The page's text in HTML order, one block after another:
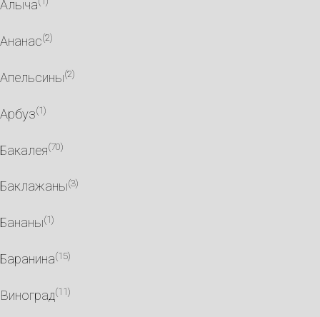
Алыча
Ананас(2)
Апельсины(2)
Арбуз(1)
Бакалея(70)
Баклажаны(3)
Бананы(1)
Баранина(15)
Виноград(11)